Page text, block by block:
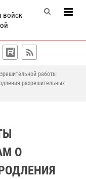
войск
работы
разрешительных
О